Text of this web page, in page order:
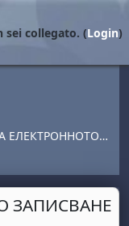
sei collegato. (Login)
АНКЕТА ЗА ЕЛЕКТРОННОТО ЗАПИСВАНЕ
ЗАПИСВАНЕ